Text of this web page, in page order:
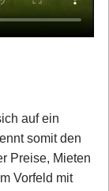
auf ein
somit den
Preise, Mieten
Vorfeld mit